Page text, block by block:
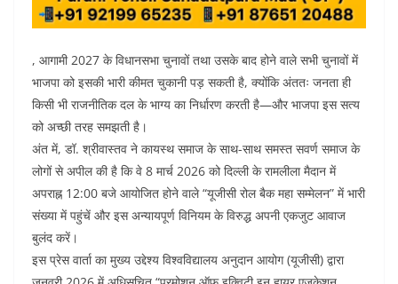
, आगामी 2027 के विधानसभा चुनावों तथा उसके बाद होने वाले सभी चुनावों में
भाजपा को इसकी भारी कीमत चुकानी पड़ सकती है, क्योंकि अंततः जनता ही
किसी भी राजनीतिक दल के भाग्य का निर्धारण करती है—और भाजपा इस सत्य
को अच्छी तरह समझती है।
अंत में, डॉ. श्रीवास्तव ने कायस्थ समाज के साथ-साथ समस्त सवर्ण समाज के
लोगों से अपील की है कि वे 8 मार्च 2026 को दिल्ली के रामलीला मैदान में
अपराह्न 12:00 बजे आयोजित होने वाले “यूजीसी रोल बैक महा सम्मेलन” में भारी
संख्या में पहुंचें और इस अन्यायपूर्ण विनियम के विरुद्ध अपनी एकजुट आवाज
बुलंद करें।
इस प्रेस वार्ता का मुख्य उद्देश्य विश्वविद्यालय अनुदान आयोग (यूजीसी) द्वारा